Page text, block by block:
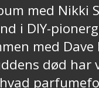
med Nikki
i DIY-
med
død har